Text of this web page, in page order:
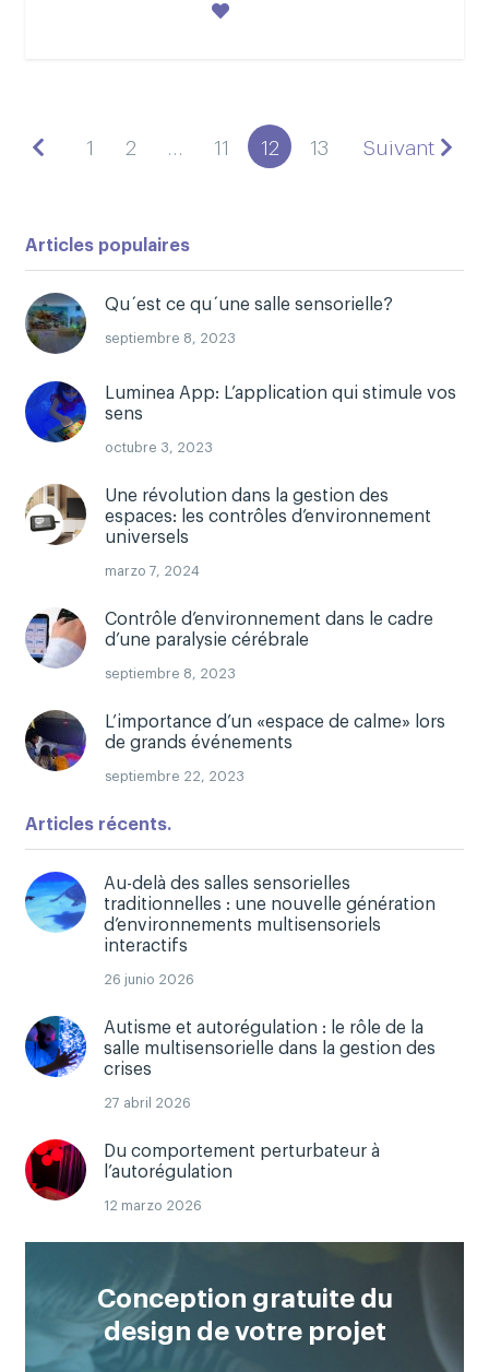
1 2 … 11 12 13 Suivant
Articles populaires
Qu´est ce qu´une salle sensorielle?
septiembre 8, 2023
Luminea App: L’application qui stimule vos
sens
octubre 3, 2023
Une révolution dans la gestion des
espaces: les contrôles d’environnement
universels
marzo 7, 2024
Contrôle d’environnement dans le cadre
d’une paralysie cérébrale
septiembre 8, 2023
L’importance d’un «espace de calme» lors
de grands événements
septiembre 22, 2023
Articles récents.
Au-delà des salles sensorielles
traditionnelles : une nouvelle génération
d’environnements multisensoriels
interactifs
26 junio 2026
Autisme et autorégulation : le rôle de la
salle multisensorielle dans la gestion des
crises
27 abril 2026
Du comportement perturbateur à
l’autorégulation
12 marzo 2026
Conception gratuite du
design de votre projet